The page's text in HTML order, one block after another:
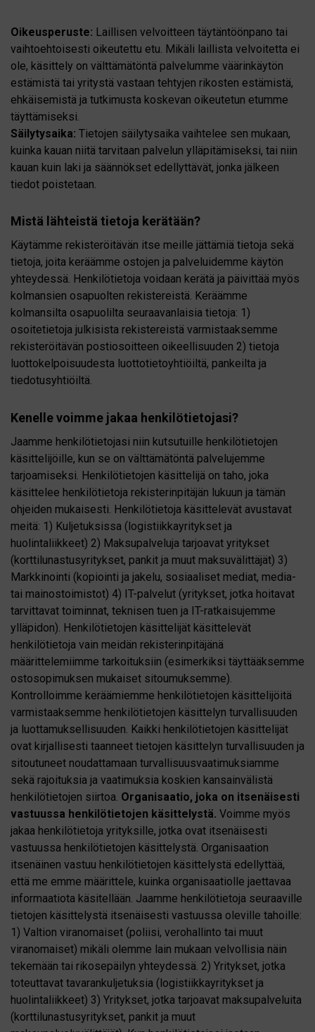
Oikeusperuste: Laillisen velvoitteen täytäntöönpano tai
vaihtoehtoisesti oikeutettu etu. Mikäli laillista velvoitetta ei
ole, käsittely on välttämätöntä palvelumme väärinkäytön
estämistä tai yritystä vastaan tehtyjen rikosten estämistä,
ehkäisemistä ja tutkimusta koskevan oikeutetun etumme
täyttämiseksi.
Säilytysaika: Tietojen säilytysaika vaihtelee sen mukaan,
kuinka kauan niitä tarvitaan palvelun ylläpitämiseksi, tai niin
kauan kuin laki ja säännökset edellyttävät, jonka jälkeen
tiedot poistetaan.
Mistä lähteistä tietoja kerätään?
Käytämme rekisteröitävän itse meille jättämiä tietoja sekä
tietoja, joita keräämme ostojen ja palveluidemme käytön
yhteydessä. Henkilötietoja voidaan kerätä ja päivittää myös
kolmansien osapuolten rekistereistä. Keräämme
kolmansilta osapuolilta seuraavanlaisia tietoja: 1)
osoitetietoja julkisista rekistereistä varmistaaksemme
rekisteröitävän postiosoitteen oikeellisuuden 2) tietoja
luottokelpoisuudesta luottotietoyhtiöiltä, pankeilta ja
tiedotusyhtiöiltä.
Kenelle voimme jakaa henkilötietojasi?
Jaamme henkilötietojasi niin kutsutuille henkilötietojen
käsittelijöille, kun se on välttämätöntä palvelujemme
tarjoamiseksi. Henkilötietojen käsittelijä on taho, joka
käsittelee henkilötietoja rekisterinpitäjän lukuun ja tämän
ohjeiden mukaisesti. Henkilötietoja käsittelevät avustavat
meitä: 1) Kuljetuksissa (logistiikkayritykset ja
huolintaliikkeet) 2) Maksupalveluja tarjoavat yritykset
(korttilunastusyritykset, pankit ja muut maksuvälittäjät) 3)
Markkinointi (kopiointi ja jakelu, sosiaaliset mediat, media-
tai mainostoimistot) 4) IT-palvelut (yritykset, jotka hoitavat
tarvittavat toiminnat, teknisen tuen ja IT-ratkaisujemme
ylläpidon). Henkilötietojen käsittelijät käsittelevät
henkilötietoja vain meidän rekisterinpitäjänä
määrittelemiimme tarkoituksiin (esimerkiksi täyttääksemme
ostosopimuksen mukaiset sitoumuksemme).
Kontrolloimme keräämiemme henkilötietojen käsittelijöitä
varmistaaksemme henkilötietojen käsittelyn turvallisuuden
ja luottamuksellisuuden. Kaikki henkilötietojen käsittelijät
ovat kirjallisesti taanneet tietojen käsittelyn turvallisuuden ja
sitoutuneet noudattamaan turvallisuusvaatimuksiamme
sekä rajoituksia ja vaatimuksia koskien kansainvälistä
henkilötietojen siirtoa. Organisaatio, joka on itsenäisesti
vastuussa henkilötietojen käsittelystä. Voimme myös
jakaa henkilötietoja yrityksille, jotka ovat itsenäisesti
vastuussa henkilötietojen käsittelystä. Organisaation
itsenäinen vastuu henkilötietojen käsittelystä edellyttää,
että me emme määrittele, kuinka organisaatiolle jaettavaa
informaatiota käsitellään. Jaamme henkilötietoja seuraaville
tietojen käsittelystä itsenäisesti vastuussa oleville tahoille:
1) Valtion viranomaiset (poliisi, verohallinto tai muut
viranomaiset) mikäli olemme lain mukaan velvollisia näin
tekemään tai rikosepäilyn yhteydessä. 2) Yritykset, jotka
toteuttavat tavarankuljetuksia (logistiikkayritykset ja
huolintaliikkeet) 3) Yritykset, jotka tarjoavat maksupalveluita
(korttilunastusyritykset, pankit ja muut